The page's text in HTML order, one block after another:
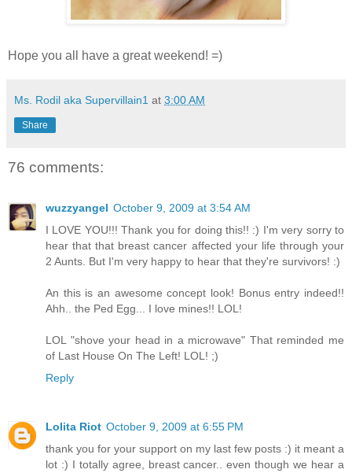
Hope you all have a great weekend! =)
Ms. Rodil aka Supervillain1 at 3:00 AM
Share
76 comments:
wuzzyangel October 9, 2009 at 3:54 AM
I LOVE YOU!!! Thank you for doing this!! :) I'm very sorry to
hear that that breast cancer affected your life through your
2 Aunts. But I'm very happy to hear that they're survivors! :)
An this is an awesome concept look! Bonus entry indeed!!
Ahh.. the Ped Egg... I love mines!! LOL!
LOL "shove your head in a microwave" That reminded me
of Last House On The Left! LOL! ;)
Reply
Lolita Riot October 9, 2009 at 6:55 PM
thank you for your support on my last few posts :) it meant a
lot :) I totally agree, breast cancer.. even though we hear a